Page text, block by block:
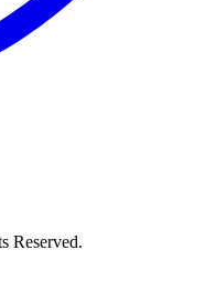
Reserved.